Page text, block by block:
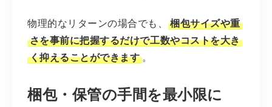
物理的なリターンの場合でも、
梱包サイズや重
さを事前に把握するだけで工数やコストを大き
く抑えることができます。
梱包・保管の手間を最小限に